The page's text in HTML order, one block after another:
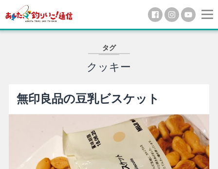
タグ
クッキー
無印良品の豆乳ビスケット